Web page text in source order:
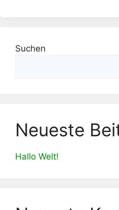
Suchen
Neueste
Hallo Welt!